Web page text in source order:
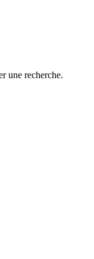
une recherche.